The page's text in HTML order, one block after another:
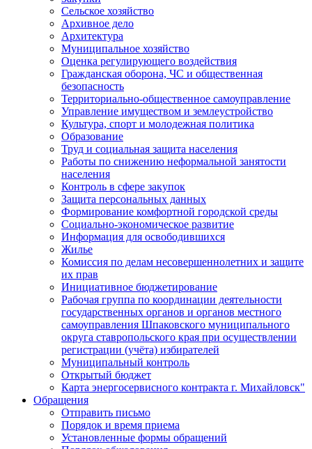
Сельское хозяйство
Архивное дело
Архитектура
Муниципальное хозяйство
Оценка регулирующего воздействия
Гражданская оборона, ЧС и общественная
безопасность
Территориально-общественное самоуправление
Управление имуществом и землеустройство
Культура, спорт и молодежная политика
Образование
Труд и социальная защита населения
Работы по снижению неформальной занятости
населения
Контроль в сфере закупок
Защита персональных данных
Формирование комфортной городской среды
Социально-экономическое развитие
Информация для освободившихся
Жилье
Комиссия по делам несовершеннолетних и защите
их прав
Инициативное бюджетирование
Рабочая группа по координации деятельности
государственных органов и органов местного
самоуправления Шпаковского муниципального
округа ставропольского края при осуществлении
регистрации (учёта) избирателей
Муниципальный контроль
Открытый бюджет
Карта энергосервисного контракта г. Михайловск"
Обращения
Отправить письмо
Порядок и время приема
Установленные формы обращений